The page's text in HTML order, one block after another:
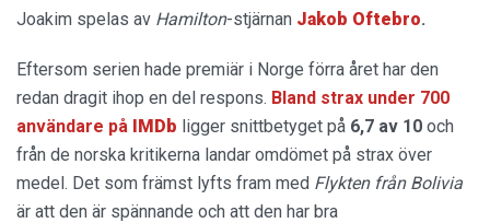
Joakim spelas av Hamilton-stjärnan Jakob Oftebro.
Eftersom serien hade premiär i Norge förra året har den
redan dragit ihop en del respons. Bland strax under 700
användare på IMDb ligger snittbetyget på 6,7 av 10 och
från de norska kritikerna landar omdömet på strax över
medel. Det som främst lyfts fram med Flykten från Bolivia
är att den är spännande och att den har bra